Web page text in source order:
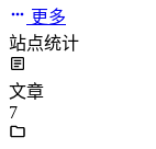
更多
站点统计
文章
7